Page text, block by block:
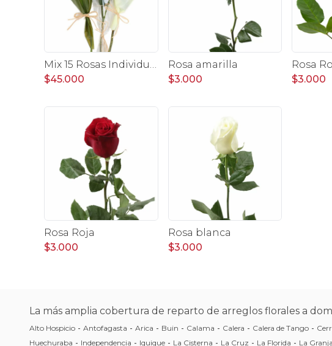
Mix 15 Rosas Individuales - Pack de 15 rosas individuales de colores surtidos envueltas en papel.
$45.000
Rosa amarilla
$3.000
Rosa
$3.000
Rosa Roja
$3.000
Rosa blanca
$3.000
La más amplia cobertura de reparto de arreglos florales a
Alto Hospicio - Antofagasta - Arica - Buin - Calama - Calera - Calera de Tango -
Huechuraba - Independencia - Iquique - La Cisterna - La Cruz - La Florida - La Granja